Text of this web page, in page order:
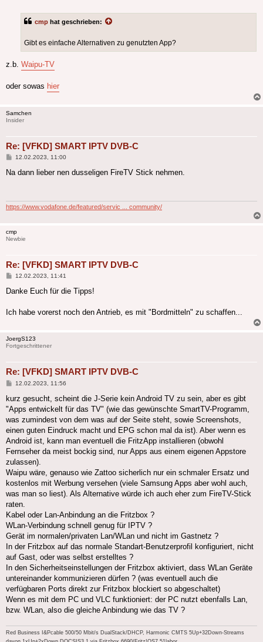
cmp hat geschrieben:
Gibt es einfache Alternativen zu genutzten App?
z.b. Waipu-TV
oder sowas hier
Samchen
Insider
Re: [VFKD] SMART IPTV DVB-C
Beitrag
12.02.2023, 11:00
Na dann lieber nen dusseligen FireTV Stick nehmen.
https://www.vodafone.de/featured/servic ... community/
cmp
Newbie
Re: [VFKD] SMART IPTV DVB-C
Beitrag
12.02.2023, 11:41
Danke Euch für die Tipps!
Ich habe vorerst noch den Antrieb, es mit "Bordmitteln" zu schaffen...
JoergS123
Fortgeschrittener
Re: [VFKD] SMART IPTV DVB-C
Beitrag
12.02.2023, 11:56
kurz gesucht, scheint die J-Serie kein Android TV zu sein, aber es gibt
"Apps entwickelt für das TV" (wie das gewünschte SmartTV-Programm,
was zumindest von dem was auf der Seite steht, sowie Screenshots,
einen guten Eindruck macht und EPG schon mal da ist). Aber wenn es
Android ist, kann man eventuell die FritzApp installieren (obwohl
Fernseher da meist bockig sind, nur Apps aus einem eigenen Appstore
zulassen).
Waipu wäre, genauso wie Zattoo sicherlich nur ein schmaler Ersatz und
kostenlos mit Werbung versehen (viele Samsung Apps aber wohl auch,
was man so liest). Als Alternative würde ich auch eher zum FireTV-Stick
raten.
Kabel oder Lan-Anbindung an die Fritzbox ?
WLan-Verbindung schnell genug für IPTV ?
Gerät im normalen/privaten Lan/WLan und nicht im Gastnetz ?
In der Fritzbox auf das normale Standart-Benutzerprofil konfiguriert, nicht
auf Gast, oder was selbst erstelltes ?
In den Sicherheitseinstellungen der Fritzbox aktiviert, dass WLan Geräte
untereinander kommunizieren dürfen ? (was eventuell auch die
verfügbaren Ports direkt zur Fritzbox blockiert so abgeschaltet)
Wenn es mit dem PC und VLC funktioniert: der PC nutzt ebenfalls Lan,
bzw. WLan, also die gleiche Anbindung wie das TV ?
Red Business I&Pcable 500/50 Mbit/s DualStack/DHCP, Harmonic CMTS 5Up+32Down-Streams